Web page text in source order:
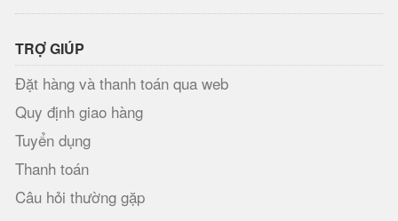
TRỢ GIÚP
Đặt hàng và thanh toán qua web
Quy định giao hàng
Tuyển dụng
Thanh toán
Câu hỏi thường gặp